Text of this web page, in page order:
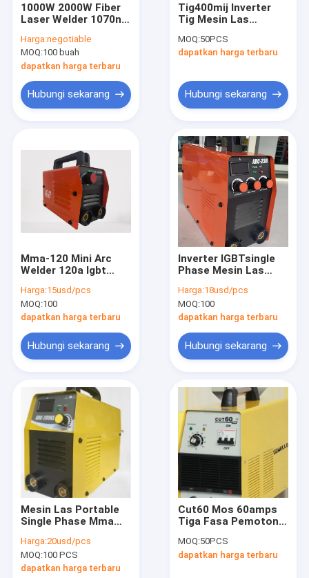
Produk
Video
Pertunjukan VR
Tentang kami
Kontrol kualitas
1000W 2000W Fiber
Laser Welder 1070nm
Harga:negotiable
MOQ:100 buah
dapatkan harga terbaru
Hubungi sekarang
Tig400mij Inverter
Tig Mesin Las
Energi Kinerja Tinggi
MOQ:50PCS
dapatkan harga terbaru
Hubungi sekarang
Mma-120 Mini Arc
Welder 120a Igbt
Las Mma
Harga:15usd/pcs
MOQ:100
dapatkan harga terbaru
Hubungi sekarang
Inverter IGBTsingle
Phase Mesin Las
MMA/Arc Welder
ARC200
Harga:18usd/pcs
MOQ:100
dapatkan harga terbaru
Hubungi sekarang
Mesin Las Portable
Single Phase Mma
Welder
Harga:20usd/pcs
MOQ:100 PCS
dapatkan harga terbaru
Cut60 Mos 60amps
Tiga Fasa Pemotong
Perumahan Kelas
IP21
MOQ:50PCS
dapatkan harga terbaru